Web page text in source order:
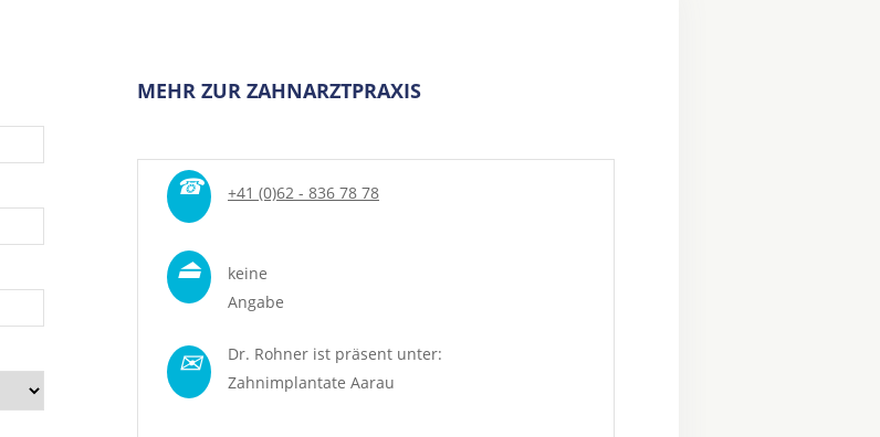
MEHR ZUR ZAHNARZTPRAXIS
☎ +41 (0)62 - 836 78 78
⏏
keine
Angabe
✉
Dr. Rohner ist präsent unter:
Zahnimplantate Aarau